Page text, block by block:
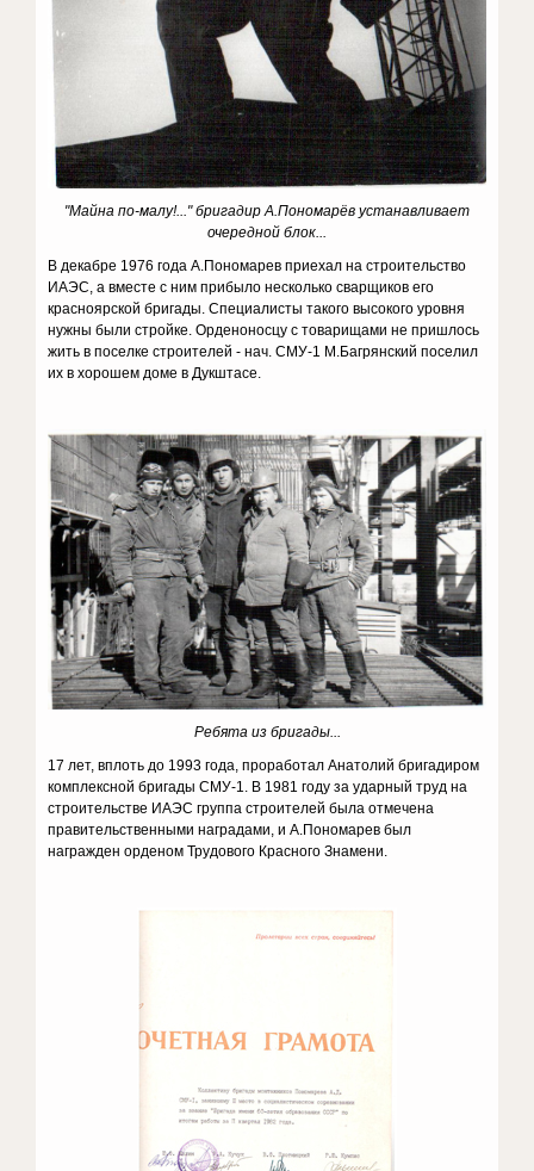
"Майна по-малу!..." бригадир А.Пономарёв устанавливает
очередной блок...
В декабре 1976 года А.Пономарев приехал на строительство
ИАЭС, а вместе с ним прибыло несколько сварщиков его
красноярской бригады. Специалисты такого высокого уровня
нужны были стройке. Орденоносцу с товарищами не пришлось
жить в поселке строителей - нач. СМУ-1 М.Багрянский поселил
их в хорошем доме в Дукштасе.
Ребята из бригады...
17 лет, вплоть до 1993 года, проработал Анатолий бригадиром
комплексной бригады СМУ-1. В 1981 году за ударный труд на
строительстве ИАЭС группа строителей была отмечена
правительственными наградами, и А.Пономарев был
награжден орденом Трудового Красного Знамени.